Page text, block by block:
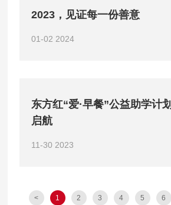
2023，见证每一份善意
01-02 2024
东方红“爱·早餐”公益助学计
启航
11-30 2023
< 1 2 3 4 5 6